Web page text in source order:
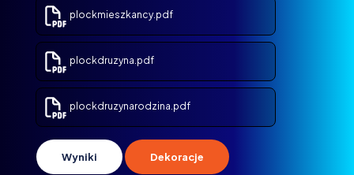
plockmieszkancy.pdf
plockdruzyna.pdf
plockdruzynarodzina.pdf
Wyniki Dekoracje